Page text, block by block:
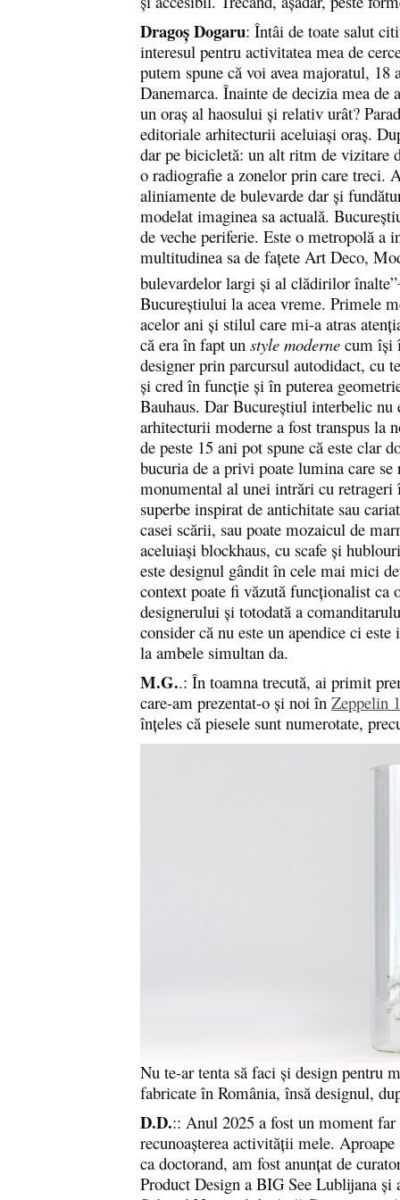
Dragoș Dogaru: Întâi de toate salut
interesul pentru activitatea mea de
putem spune că voi avea majoratul,
Danemarca. Înainte de decizia mea
un oraș al haosului și relativ urât?
editoriale arhitecturii aceluiași oraș.
dar pe bicicletă: un alt ritm de vizitare
o radiografie a zonelor prin care treci.
aliniamente de bulevarde dar și
modelat imaginea sa actuală.
de veche periferie. Este o metropolă
multitudinea sa de fațete Art Deco,
bulevardelor largi și al clădirilor înalte”
Bucureștiului la acea vreme. Primele
acelor ani și stilul care mi-a atras
că era în fapt un style moderne cum își
designer prin parcursul autodidact, cu
și cred în funcție și în puterea
Bauhaus. Dar Bucureștiul interbelic
arhitecturii moderne a fost transpus la
de peste 15 ani pot spune că este clar
bucuria de a privi poate lumina care
monumental al unei intrări cu retrageri
superbe inspirat de antichitate sau
casei scării, sau poate mozaicul de
aceluiași blockhaus, cu scafe și
este designul gândit în cele mai mici
context poate fi văzută funcționalist
designerului și totodată a
consider că nu este un apendice ci
la ambele simultan da.
M.G..: În toamna trecută, ai primit
care-am prezentat-o și noi în Zeppelin
înțeles că piesele sunt numerotate,
Nu te-ar tenta să faci și design pentru
fabricate în România, însă designul,
D.D.:: Anul 2025 a fost un moment
recunoașterea activității mele.
ca doctorand, am fost anunțat de
Product Design a BIG See Lublijana și